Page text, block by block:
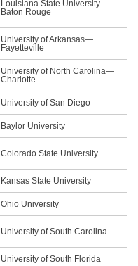
Louisiana State University—​
Baton Rouge
University of Arkansas—​
Fayetteville
University of North Carolina—​
Charlotte
University of San Diego
Baylor University
Colorado State University
Kansas State University
Ohio University
University of South Carolina
University of South Florida